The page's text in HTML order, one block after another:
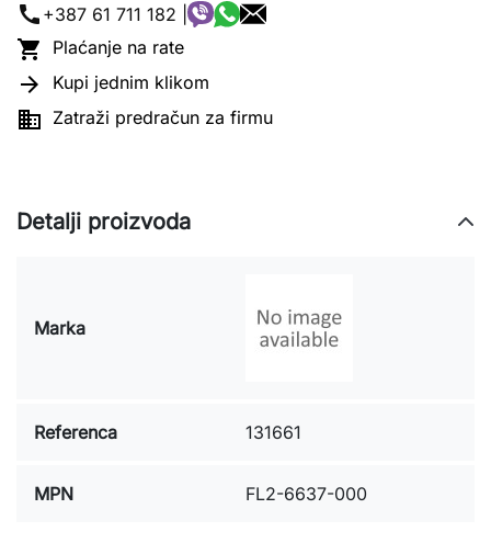
call +387 61 711 182 |
 Plaćanje na rate
 Kupi jednim klikom
 Zatraži predračun za firmu
Detalji proizvoda
Marka
Referenca 131661
MPN FL2-6637-000